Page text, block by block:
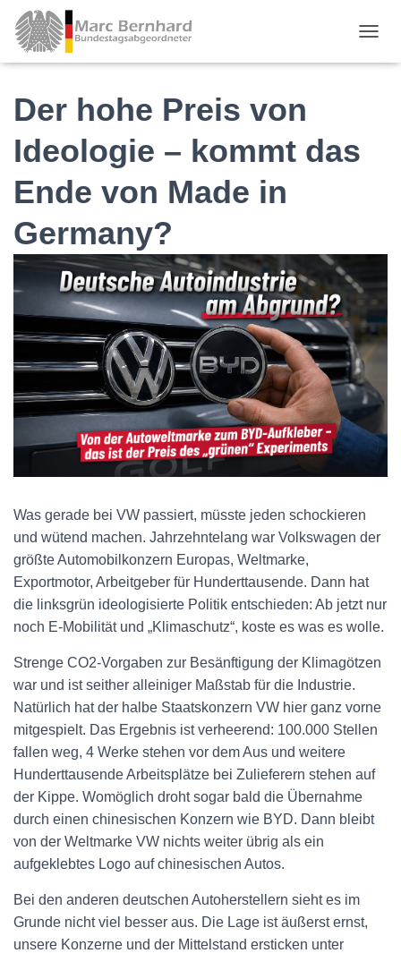
Der hohe Preis von
Ideologie – kommt das
Ende von Made in
Germany?
Was gerade bei VW passiert, müsste jeden schockieren
und wütend machen. Jahrzehntelang war Volkswagen der
größte Automobilkonzern Europas, Weltmarke,
Exportmotor, Arbeitgeber für Hunderttausende. Dann hat
die linksgrün ideologisierte Politik entschieden: Ab jetzt nur
noch E-Mobilität und „Klimaschutz“, koste es was es wolle.
Strenge CO2-Vorgaben zur Besänftigung der Klimagötzen
war und ist seither alleiniger Maßstab für die Industrie.
Natürlich hat der halbe Staatskonzern VW hier ganz vorne
mitgespielt. Das Ergebnis ist verheerend: 100.000 Stellen
fallen weg, 4 Werke stehen vor dem Aus und weitere
Hunderttausende Arbeitsplätze bei Zulieferern stehen auf
der Kippe. Womöglich droht sogar bald die Übernahme
durch einen chinesischen Konzern wie BYD. Dann bleibt
von der Weltmarke VW nichts weiter übrig als ein
aufgeklebtes Logo auf chinesischen Autos.
Bei den anderen deutschen Autoherstellern sieht es im
Grunde nicht viel besser aus. Die Lage ist äußerst ernst,
unsere Konzerne und der Mittelstand ersticken unter